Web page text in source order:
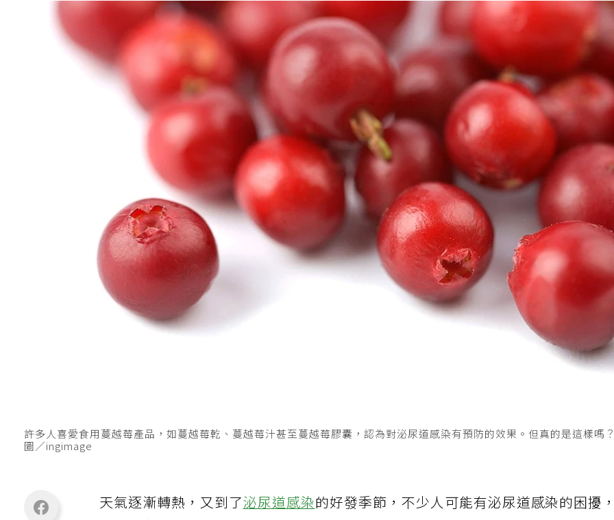
許多人喜愛食用蔓越莓產品，如蔓越莓乾、蔓越莓汁甚至蔓越莓膠囊，認為對泌尿道感染有預防的效果。但真的是這樣嗎？
圖／ingimage
天氣逐漸轉熱，又到了泌尿道感染的好發季節，不少人可能有泌尿道感染的困擾，